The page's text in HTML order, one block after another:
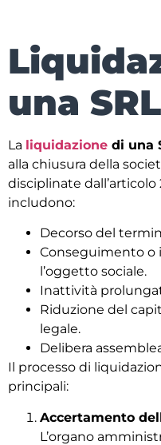
una SRL
La liquidazione di una
alla chiusura della
disciplinate dall’articolo
includono:
Decorso del
Conseguimento o
l’oggetto sociale.
Inattività
Riduzione del
legale.
Delibera
Il processo di
principali:
Accertamento
L’organo